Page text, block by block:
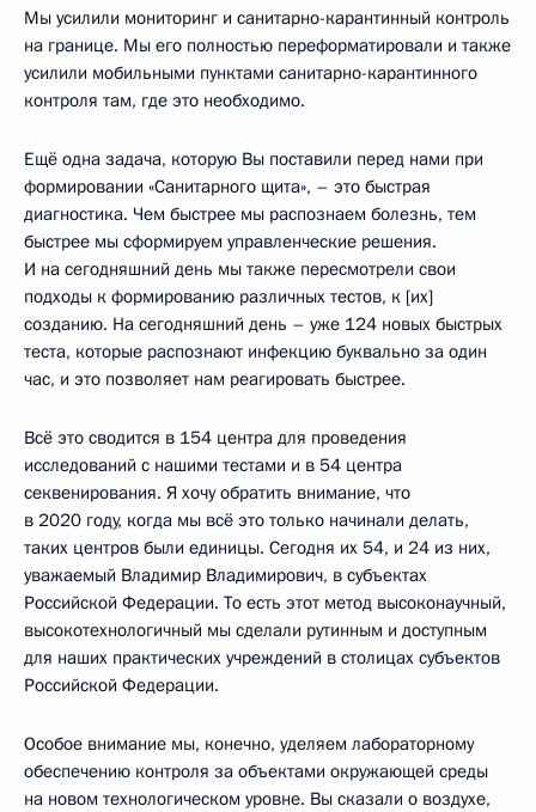
Мы усилили мониторинг и санитарно-карантинный контроль
на границе. Мы его полностью переформатировали и также
усилили мобильными пунктами санитарно-карантинного
контроля там, где это необходимо.
Ещё одна задача, которую Вы поставили перед нами при
формировании «Санитарного щита», – это быстрая
диагностика. Чем быстрее мы распознаем болезнь, тем
быстрее мы сформируем управленческие решения.
И на сегодняшний день мы также пересмотрели свои
подходы к формированию различных тестов, к [их]
созданию. На сегодняшний день – уже 124 новых быстрых
теста, которые распознают инфекцию буквально за один
час, и это позволяет нам реагировать быстрее.
Всё это сводится в 154 центра для проведения
исследований с нашими тестами и в 54 центра
секвенирования. Я хочу обратить внимание, что
в 2020 году, когда мы всё это только начинали делать,
таких центров были единицы. Сегодня их 54, и 24 из них,
уважаемый Владимир Владимирович, в субъектах
Российской Федерации. То есть этот метод высоконаучный,
высокотехнологичный мы сделали рутинным и доступным
для наших практических учреждений в столицах субъектов
Российской Федерации.
Особое внимание мы, конечно, уделяем лабораторному
обеспечению контроля за объектами окружающей среды
на новом технологическом уровне. Вы сказали о воздухе,